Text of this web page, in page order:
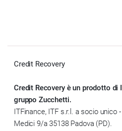
Credit Recovery
Credit Recovery è un prodotto di
gruppo Zucchetti.
ITFinance, ITF s.r.l. a socio unico -
Medici 9/a 35138 Padova (PD).